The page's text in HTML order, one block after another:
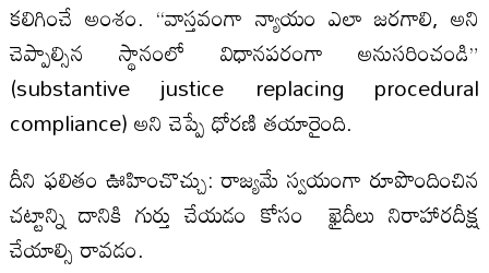
కలిగించే అంశం. “వాస్తవంగా న్యాయం ఎలా జరగాలి, అని
చెప్పాల్సిన స్థానంలో విధానపరంగా అనుసరించండి”
(substantive justice replacing procedural
compliance) అని చెప్పే ధోరణి తయారైంది.
దీని ఫలితం ఊహించొచ్చు: రాజ్యమే స్వయంగా రూపొందించిన
చట్టాన్ని దానికి గుర్తు చేయడం కోసం ఖైదీలు నిరాహారదీక్ష
చేయాల్సి రావడం.